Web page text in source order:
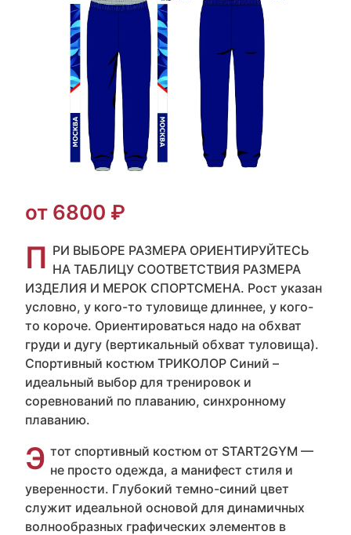
от 6800 ₽
П РИ ВЫБОРЕ РАЗМЕРА ОРИЕНТИРУЙТЕСЬ
НА ТАБЛИЦУ СООТВЕТСТВИЯ РАЗМЕРА
ИЗДЕЛИЯ И МЕРОК СПОРТСМЕНА. Рост указан
условно, у кого-то туловище длиннее, у кого-
то короче. Ориентироваться надо на обхват
груди и дугу (вертикальный обхват туловища).
Спортивный костюм ТРИКОЛОР Синий –
идеальный выбор для тренировок и
соревнований по плаванию, синхронному
плаванию.
Э тот спортивный костюм от START2GYM —
не просто одежда, а манифест стиля и
уверенности. Глубокий темно-синий цвет
служит идеальной основой для динамичных
волнообразных графических элементов в